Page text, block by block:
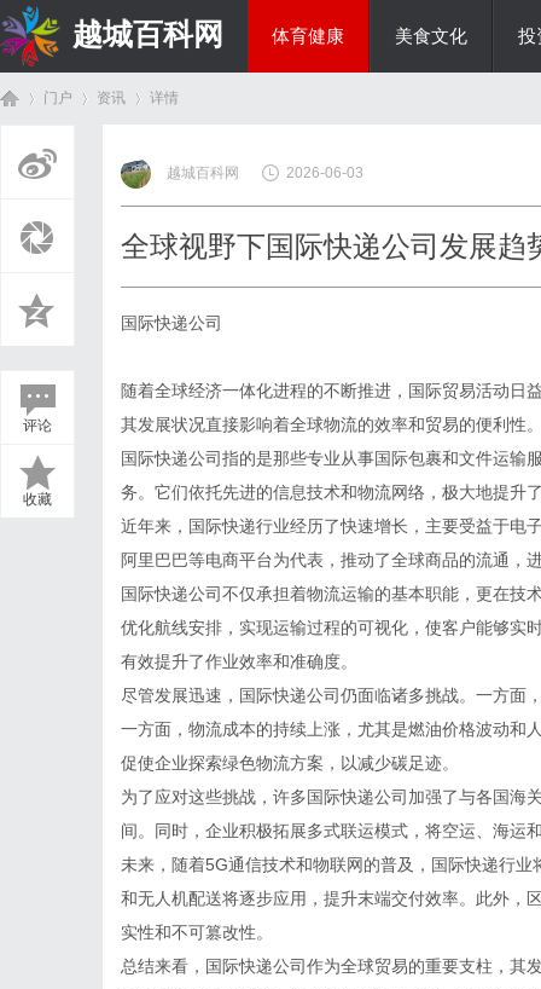
越城百科网 体育健康 美食文化 投
门户 资讯
›
详情
评论
收藏
越城百科网 2026-06-03
全球视野下国际快递公司发展趋
国际快递公司
随着全球经济一体化进程的不断推进，国际贸易活动日
其发展状况直接影响着全球物流的效率和贸易的便利性
国际快递公司指的是那些专业从事国际包裹和文件运输
务。它们依托先进的信息技术和物流网络，极大地提升
近年来，国际快递行业经历了快速增长，主要受益于电
阿里巴巴等电商平台为代表，推动了全球商品的流通，
国际快递公司不仅承担着物流运输的基本职能，更在技
优化航线安排，实现运输过程的可视化，使客户能够实
有效提升了作业效率和准确度。
尽管发展迅速，国际快递公司仍面临诸多挑战。一方面
一方面，物流成本的持续上涨，尤其是燃油价格波动和
促使企业探索绿色物流方案，以减少碳足迹。
为了应对这些挑战，许多国际快递公司加强了与各国海
间。同时，企业积极拓展多式联运模式，将空运、海运
未来，随着5G通信技术和物联网的普及，国际快递行
和无人机配送将逐步应用，提升末端交付效率。此外，
实性和不可篡改性。
总结来看，国际快递公司作为全球贸易的重要支柱，其